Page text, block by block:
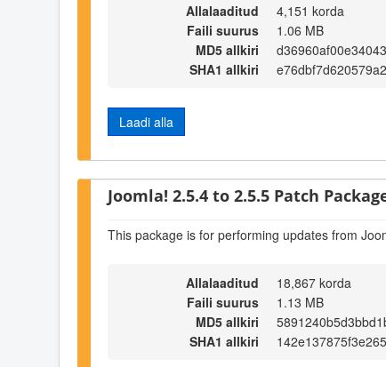
Allalaaditud
4,151 korda
Faili suurus
1.06 MB
MD5 allkiri
SHA1 allkiri
Laadi alla
Joomla! 2.5.4 to 2.5.5 Patch
This package is for performing updates from
Allalaaditud
18,867 korda
Faili suurus
1.13 MB
MD5 allkiri
SHA1 allkiri